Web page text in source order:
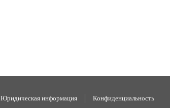
Юридическая информация Конфиденциальность